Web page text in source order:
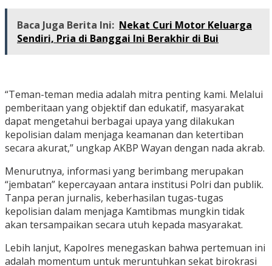
Baca Juga Berita Ini: Nekat Curi Motor Keluarga
Sendiri, Pria di Banggai Ini Berakhir di Bui
“Teman-teman media adalah mitra penting kami. Melalui
pemberitaan yang objektif dan edukatif, masyarakat
dapat mengetahui berbagai upaya yang dilakukan
kepolisian dalam menjaga keamanan dan ketertiban
secara akurat,” ungkap AKBP Wayan dengan nada akrab.
Menurutnya, informasi yang berimbang merupakan
“jembatan” kepercayaan antara institusi Polri dan publik.
Tanpa peran jurnalis, keberhasilan tugas-tugas
kepolisian dalam menjaga Kamtibmas mungkin tidak
akan tersampaikan secara utuh kepada masyarakat.
Lebih lanjut, Kapolres menegaskan bahwa pertemuan ini
adalah momentum untuk meruntuhkan sekat birokrasi